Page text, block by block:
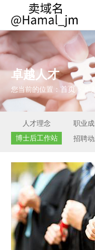
卓越人才
您当前的位置：首页 >
人才理念 职业
博士后工作站
招聘